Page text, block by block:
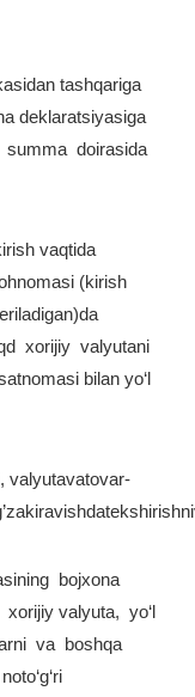
tashqariga
deklaratsiyasiga
summa doirasida
vaqtida
(kirish
xorijiy valyutani
bilan yo‘l
valyutavatovar-
bojxona
valyuta, yo‘l
va boshqa